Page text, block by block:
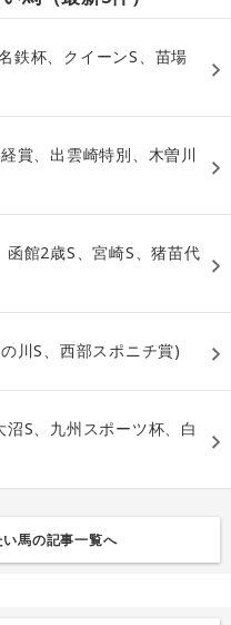
鉄杯、クイーンS、苗場
賞、出雲崎特別、木曽川
館2歳S、宮崎S、猪苗代
川S、西部スポニチ賞)
S、九州スポーツ杯、白
馬の記事一覧へ